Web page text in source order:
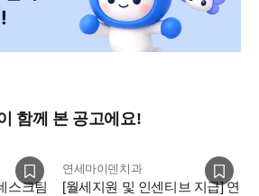
보존과·교정과 전문의 원장님들의 협진
터 탄탄하게 배울 수 있는 환경입니다.
치과위생사 선생님들로 구성되어 있으
함께 본 공고에요!
스크팀
연세마이덴치과
[월세지원 및 인센티브 지급] 연